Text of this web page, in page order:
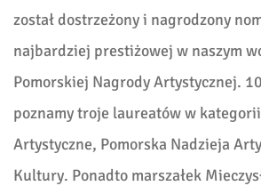
został dostrzeżony i nagrodzony
najbardziej prestiżowej w naszym
Pomorskiej Nagrody Artystycznej.
poznamy troje laureatów w
Artystyczne, Pomorska Nadzieja
Kultury. Ponadto marszałek